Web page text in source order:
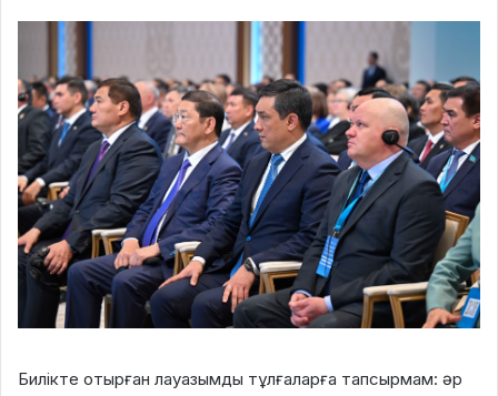
Билікте отырған лауазымды тұлғаларға тапсырмам: әр